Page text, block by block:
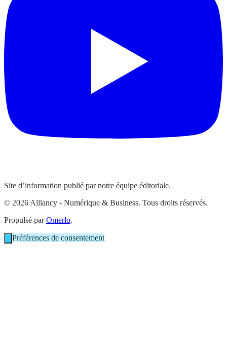
Site d’information publié par notre équipe éditoriale.
© 2026 Alliancy - Numérique & Business. Tous droits réservés.
Propulsé parOmerlo.
Préférences de consentement